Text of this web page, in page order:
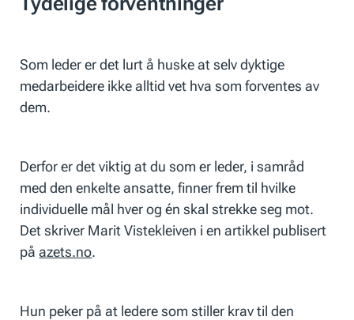
Som leder er det lurt å huske at selv dyktige
medarbeidere ikke alltid vet hva som forventes av
dem.
Derfor er det viktig at du som er leder, i samråd
med den enkelte ansatte, finner frem til hvilke
individuelle mål hver og én skal strekke seg mot.
Det skriver Marit Vistekleiven i en artikkel publisert
påazets.no.
Hun peker på at ledere som stiller krav til den